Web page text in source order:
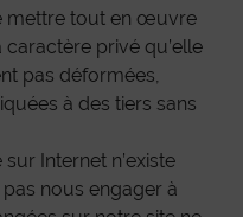
mettre tout en œuvre
privé qu’elle
pas déformées,
à des tiers sans
Internet n’existe
nous engager à